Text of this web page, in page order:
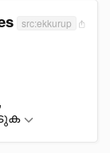
src:ekkurup